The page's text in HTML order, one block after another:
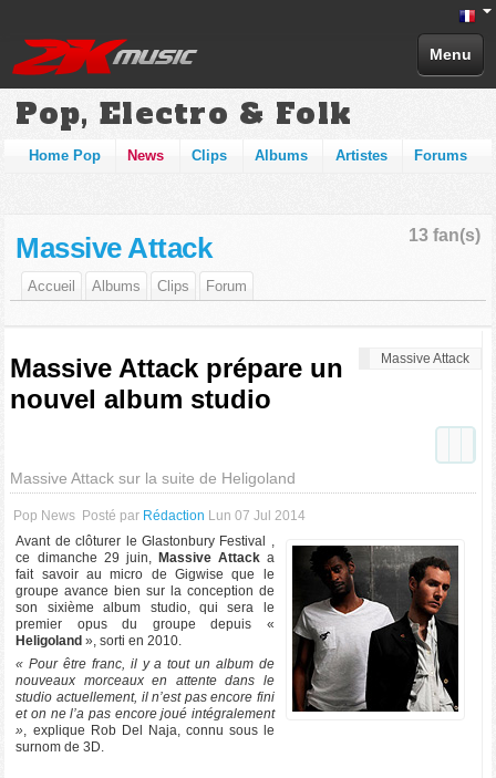
Menu
Pop, Electro & Folk
Home Pop News Clips Albums Artistes Forums
13 fan(s)
Massive Attack
Accueil Albums Clips Forum
Massive Attack
Massive Attack prépare un
nouvel album studio
Massive Attack sur la suite de Heligoland
Pop News Posté par Rédaction Lun 07 Jul 2014
Avant de clôturer le Glastonbury Festival ,
ce dimanche 29 juin, Massive Attacka
fait savoir au micro de Gigwise que le
groupe avance bien sur la conception de
son sixième album studio, qui sera le
premier opus du groupe depuis «
Heligoland », sorti en 2010.
« Pour être franc, il y a tout un album de
nouveaux morceaux en attente dans le
studio actuellement, il n’est pas encore fini
et on ne l’a pas encore joué intégralement
», explique Rob Del Naja, connu sous le
surnom de 3D.